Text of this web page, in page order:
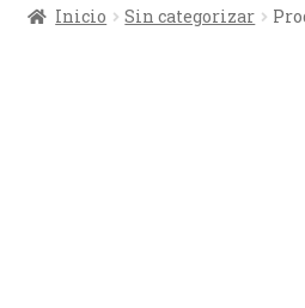
Inicio Sin categorizar